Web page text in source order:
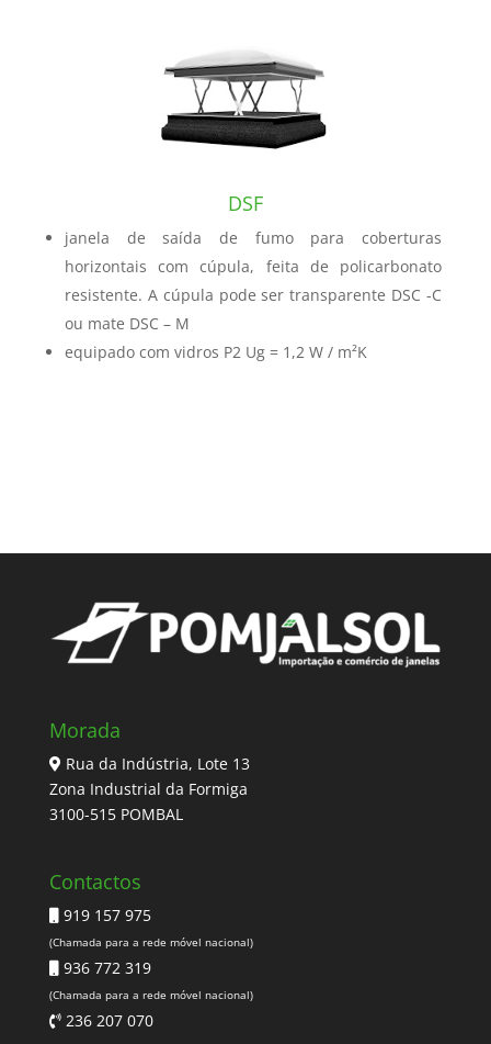
DSF
janela de saída de fumo para coberturas
horizontais com cúpula, feita de policarbonato
resistente. A cúpula pode ser transparente DSC -C
ou mate DSC – M
equipado com vidros P2 Ug = 1,2 W / m²K
Morada
Rua da Indústria, Lote 13
Zona Industrial da Formiga
3100-515 POMBAL
Contactos
919 157 975
(Chamada para a rede móvel nacional)
936 772 319
(Chamada para a rede móvel nacional)
236 207 070